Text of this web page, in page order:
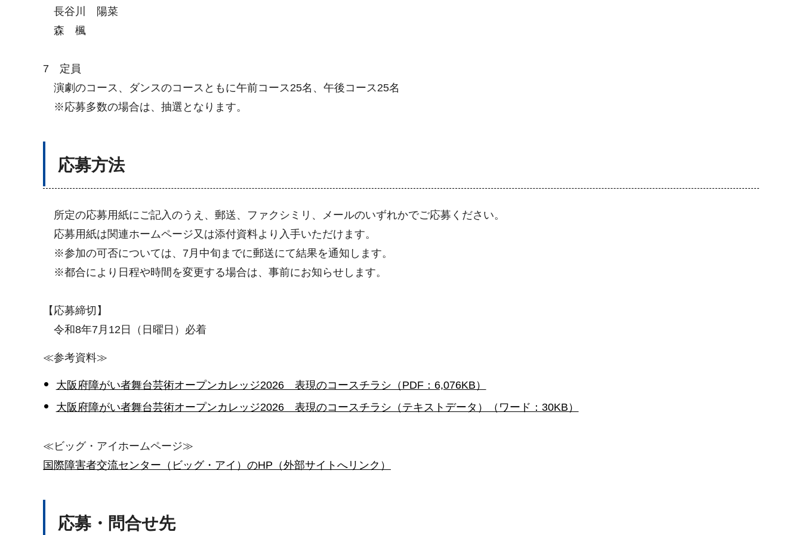
長谷川 陽菜
森 楓
7 定員
演劇のコース、ダンスのコースともに午前コース25名、午後コース25名
※応募多数の場合は、抽選となります。
応募方法
所定の応募用紙にご記入のうえ、郵送、ファクシミリ、メールのいずれかでご応募ください。
応募用紙は関連ホームページ又は添付資料より入手いただけます。
※参加の可否については、7月中旬までに郵送にて結果を通知します。
※都合により日程や時間を変更する場合は、事前にお知らせします。
【応募締切】
令和8年7月12日（日曜日）必着
≪参考資料≫
大阪府障がい者舞台芸術オープンカレッジ2026 表現のコースチラシ（PDF：6,076KB）
大阪府障がい者舞台芸術オープンカレッジ2026 表現のコースチラシ（テキストデータ）（ワード：30KB）
≪ビッグ・アイホームページ≫
国際障害者交流センター（ビッグ・アイ）のHP（外部サイトへリンク）
応募・問合せ先